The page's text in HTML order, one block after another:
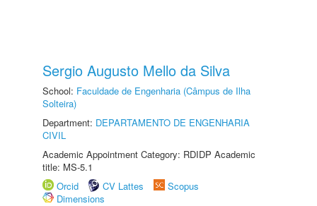
Sergio Augusto Mello da Silva
School: Faculdade de Engenharia (Câmpus de Ilha
Solteira)
Department: DEPARTAMENTO DE ENGENHARIA
CIVIL
Academic Appointment Category: RDIDP Academic
title: MS-5.1
Orcid
CV Lattes
Scopus
Dimensions